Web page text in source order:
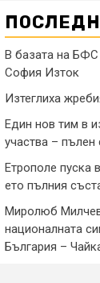
В базата на БФС
София Изток
Изтеглиха
Един нов тим в
участва –
Етрополе пуска
ето пълния
Миролюб Милчев
националната
България –